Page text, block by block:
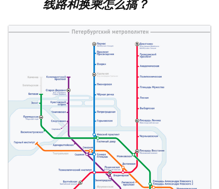
线路和换乘怎么搞？